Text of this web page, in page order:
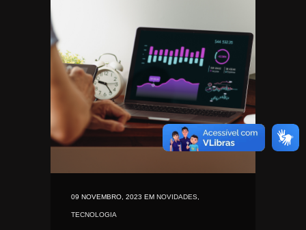
09 NOVEMBRO, 2023 EM NOVIDADES
TECNOLOGIA